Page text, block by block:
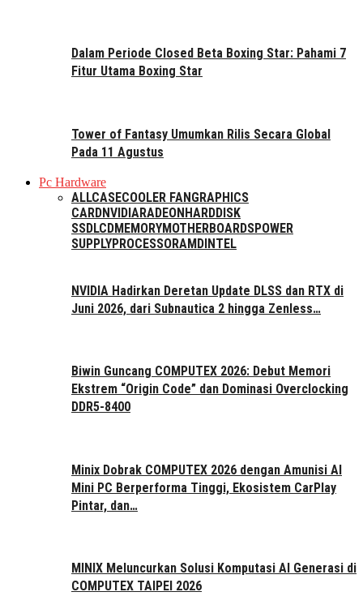
Dalam Periode Closed Beta Boxing Star: Pahami 7
Fitur Utama Boxing Star
Tower of Fantasy Umumkan Rilis Secara Global
Pada 11 Agustus
Pc Hardware
ALLCASECOOLER FAN GRAPHICS
CARDNVIDIARADEON HARDDISK
SSDLCDMEMORYMOTHERBOARDSPOWER
SUPPLYPROCESSORAMD INTEL
NVIDIA Hadirkan Deretan Update DLSS dan RTX di
Juni 2026, dari Subnautica 2 hingga Zenless…
Biwin Guncang COMPUTEX 2026: Debut Memori
Ekstrem “Origin Code” dan Dominasi Overclocking
DDR5-8400
Minix Dobrak COMPUTEX 2026 dengan Amunisi AI
Mini PC Berperforma Tinggi, Ekosistem CarPlay
Pintar, dan…
MINIX Meluncurkan Solusi Komputasi AI Generasi di
COMPUTEX TAIPEI 2026